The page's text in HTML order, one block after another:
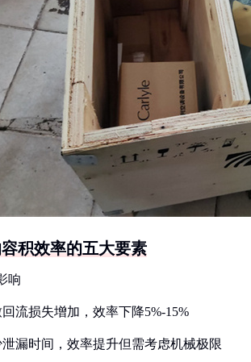
积效率的五大要素
响
流损失增加，效率下降5%-15%
漏时间，效率提升但需考虑机械极限